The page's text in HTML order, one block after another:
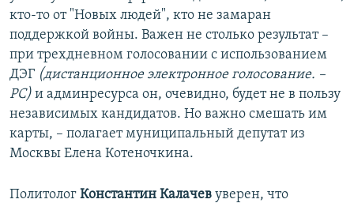
кто-то от "Новых людей", кто не замаран
поддержкой войны. Важен не столько результат –
при трехдневном голосовании с использованием
ДЭГ (дистанционное электронное голосование. –
РС) и админресурса он, очевидно, будет не в пользу
независимых кандидатов. Но важно смешать им
карты, – полагает муниципальный депутат из
Москвы Елена Котеночкина.
Политолог Константин Калачев уверен, что